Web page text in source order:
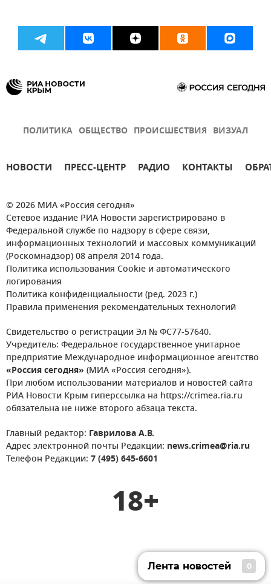
ПОЛИТИКА ОБЩЕСТВО ПРОИСШЕСТВИЯ ВИЗУАЛ
НОВОСТИ ПРЕСС-ЦЕНТР РАДИО КОНТАКТЫ
© 2026 МИА «Россия сегодня»
Сетевое издание РИА Новости зарегистрировано в
Федеральной службе по надзору в сфере связи,
информационных технологий и массовых коммуникаций
(Роскомнадзор) 08 апреля 2014 года.
Политика использования Cookie и автоматического
логирования
Политика конфиденциальности (ред. 2023 г.)
Правила применения рекомендательных технологий
Свидетельство о регистрации Эл № ФС77-57640.
Учредитель: Федеральное государственное унитарное
предприятие Международное информационное агентство
«Россия сегодня» (МИА «Россия сегодня»).
При любом использовании материалов и новостей сайта
РИА Новости Крым гиперссылка на https://crimea.ria.ru
обязательна не ниже второго абзаца текста.
Главный редактор: Гаврилова А.В.
Адрес электронной почты Редакции: news.crimea@ria.ru
Телефон Редакции: 7 (495) 645-6601
18+
Лента новостей 0